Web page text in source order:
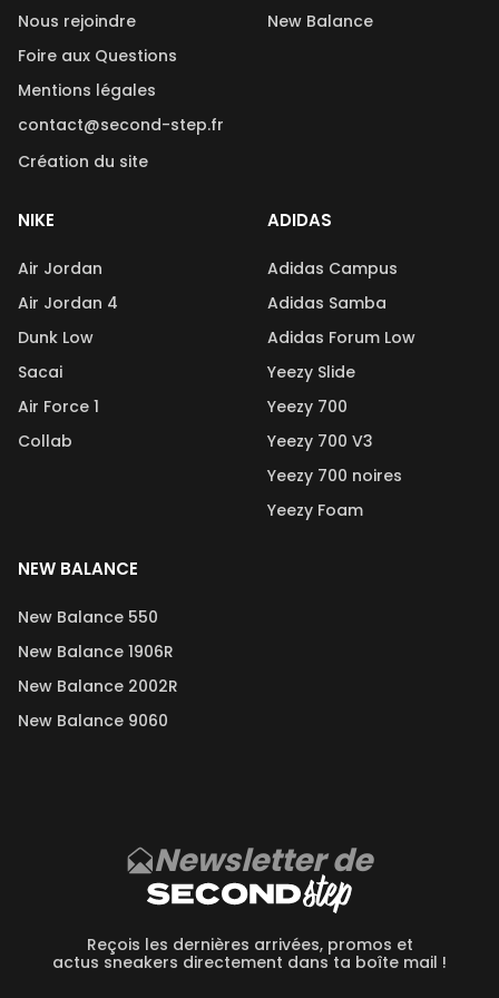
Nous rejoindre
Foire aux Questions
Mentions légales
contact@second-step.fr
Création du site
New Balance
NIKE
Air Jordan
Air Jordan 4
Dunk Low
Sacai
Air Force 1
Collab
ADIDAS
Adidas Campus
Adidas Samba
Adidas Forum Low
Yeezy Slide
Yeezy 700
Yeezy 700 V3
Yeezy 700 noires
Yeezy Foam
NEW BALANCE
New Balance 550
New Balance 1906R
New Balance 2002R
New Balance 9060
Newsletter de
Reçois les dernières arrivées, promos et
actus sneakers directement dans ta boîte mail !